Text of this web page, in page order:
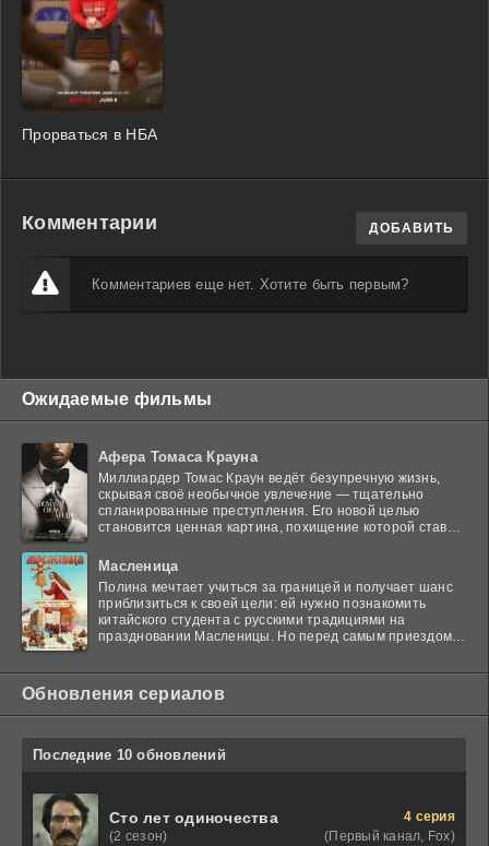
Прорваться в НБА
Комментарии ДОБАВИТЬ
Комментариев еще нет. Хотите быть первым?
Ожидаемые фильмы
Афера Томаса Крауна
Миллиардер Томас Краун ведёт безупречную жизнь,
скрывая своё необычное увлечение — тщательно
спланированные преступления. Его новой целью
становится ценная картина, похищение которой ставит
Масленица
Полина мечтает учиться за границей и получает шанс
приблизиться к своей цели: ей нужно познакомить
китайского студента с русскими традициями на
праздновании Масленицы. Но перед самым приездом
Обновления сериалов
Последние 10 обновлений
Сто лет одиночества
(2 сезон)
4 серия
(Первый канал, Fox)